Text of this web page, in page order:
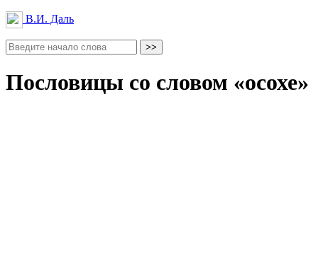
В.И. Даль
Пословицы со словом «осохе»